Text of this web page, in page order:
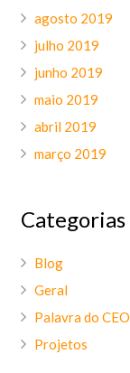
agosto 2019
julho 2019
junho 2019
maio 2019
abril 2019
março 2019
Categorias
Blog
Geral
Palavra do CEO
Projetos